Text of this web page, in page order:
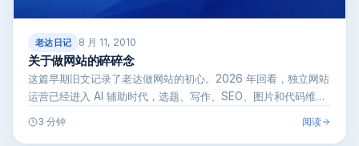
老达日记 8 月 11, 2010
关于做网站的碎碎念
这篇早期旧文记录了老达做网站的初心。2026 年回看，独立网站
运营已经进入 AI 辅助时代，选题、写作、SEO、图片和代码维护
3 分钟 阅读